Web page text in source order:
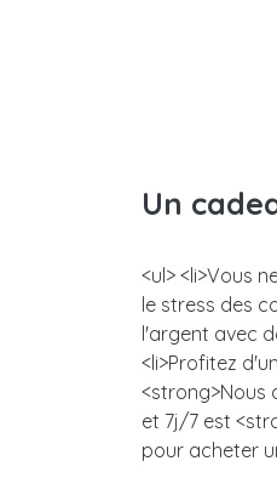
Un
<ul> <li>Vous
le stress des
l'argent avec
<li>Profitez
<strong>Nous
et 7j/7 est
pour acheter